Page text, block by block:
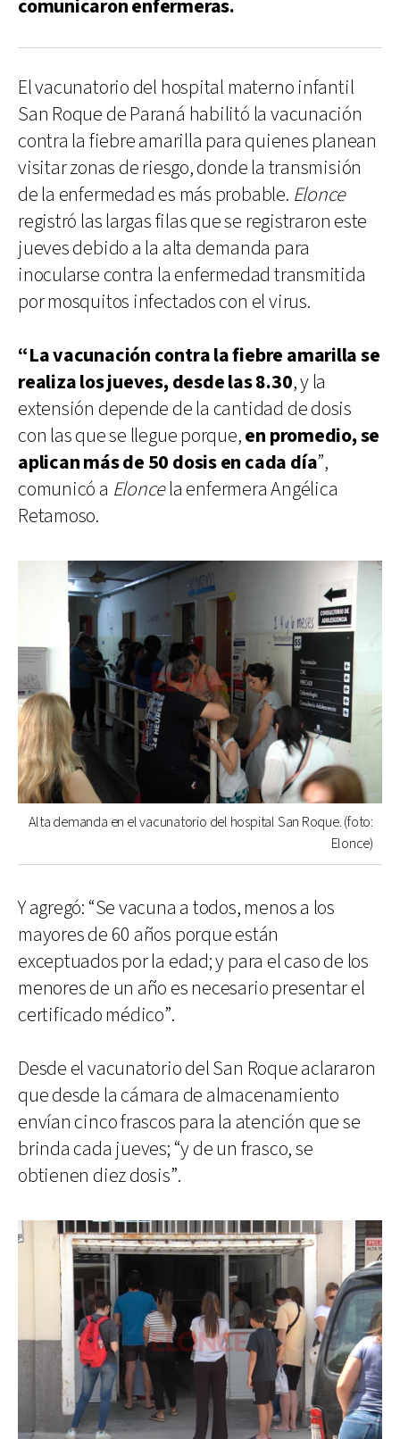
comunicaron enfermeras.
El vacunatorio del hospital materno infantil
San Roque de Paraná habilitó la vacunación
contra la fiebre amarilla para quienes planean
visitar zonas de riesgo, donde la transmisión
de la enfermedad es más probable. Elonce
registró las largas filas que se registraron este
jueves debido a la alta demanda para
inocularse contra la enfermedad transmitida
por mosquitos infectados con el virus.
“La vacunación contra la fiebre amarilla se
realiza los jueves, desde las 8.30, y la
extensión depende de la cantidad de dosis
con las que se llegue porque,en promedio, se
aplican más de 50 dosis en cada día”,
comunicó a Eloncela enfermera Angélica
Retamoso.
Alta demanda en el vacunatorio del hospital San Roque. (foto:
Elonce)
Y agregó: “Se vacuna a todos, menos a los
mayores de 60 años porque están
exceptuados por la edad; y para el caso de los
menores de un año es necesario presentar el
certificado médico”.
Desde el vacunatorio del San Roque aclararon
que desde la cámara de almacenamiento
envían cinco frascos para la atención que se
brinda cada jueves; “y de un frasco, se
obtienen diez dosis”.